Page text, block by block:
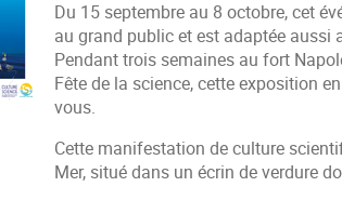
Du 15 septembre au 8 octobre, cet
au grand public et est adaptée aussi
Pendant trois semaines au fort
Fête de la science, cette exposition
vous.
Cette manifestation de culture
Mer, situé dans un écrin de verdure